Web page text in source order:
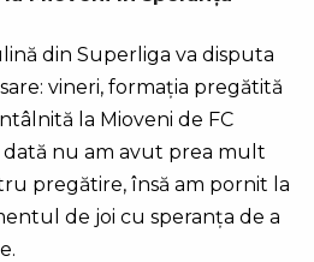
din Superliga va disputa
vineri, formația pregătită
la Mioveni de FC
dată nu am avut prea mult
pregătire, însă am pornit la
de joi cu speranța de a